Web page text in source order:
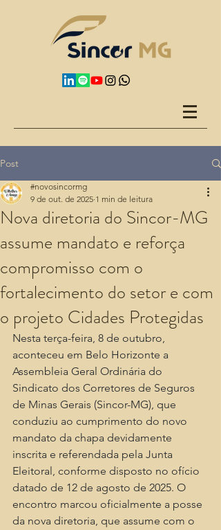
Post
Nova diretoria do Sincor-MG
assume mandato e reforça
compromisso com o
fortalecimento do setor e com
o projeto Cidades Protegidas
#novosincormg
9 de out. de 2025 1 min de leitura
Nesta terça-feira, 8 de outubro,
aconteceu em Belo Horizonte a
Assembleia Geral Ordinária do
Sindicato dos Corretores de Seguros
de Minas Gerais (Sincor-MG), que
conduziu ao cumprimento do novo
mandato da chapa devidamente
inscrita e referendada pela Junta
Eleitoral, conforme disposto no ofício
datado de 12 de agosto de 2025. O
encontro marcou oficialmente a posse
da nova diretoria, que assume com o